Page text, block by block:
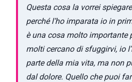
Questa cosa la vorrei
perché l’ho imparata io in
è una cosa molto importante
molti cercano di sfuggirvi, io
parte della mia vita, ma non
dal dolore. Quello che puoi